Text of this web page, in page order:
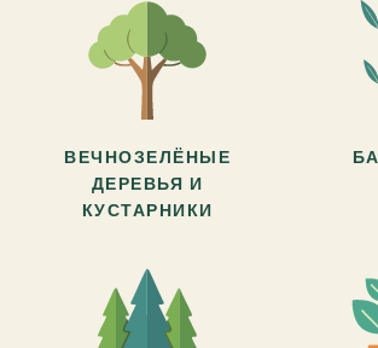
ВЕЧНОЗЕЛЁНЫЕ
ДЕРЕВЬЯ И
КУСТАРНИКИ